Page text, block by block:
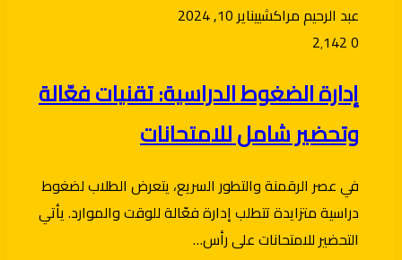
عبد الرحيم مراكشييناير 10, 2024
0
إدارة الضغوط الدراسية: تقنيات فعّالة
وتحضير شامل للامتحانات
في عصر الرقمنة والتطور السريع، يتعرض الطلاب لضغوط
دراسية متزايدة تتطلب إدارة فعّالة للوقت والموارد. يأتي
التحضير للامتحانات على رأس…